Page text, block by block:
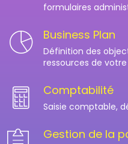
formulaires
Business Plan
Définition des
ressources de
Comptabilité
Saisie comptable,
Gestion de la